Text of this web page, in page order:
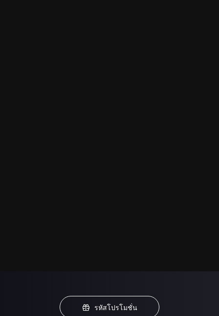
รหัสโปรโมชั่น